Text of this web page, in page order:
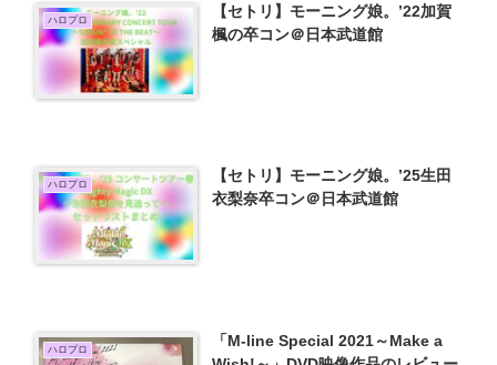
ハロプロ
【セトリ】モーニング娘。’22加賀
楓の卒コン＠日本武道館
ハロプロ
【セトリ】モーニング娘。’25生田
衣梨奈卒コン＠日本武道館
ハロプロ
「M-line Special 2021～Make a